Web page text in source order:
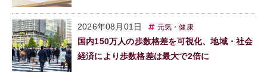
2026年08月01日 元気・健康
国内150万人の歩数格差を可視化、地域・社会
経済により歩数格差は最大で2倍に